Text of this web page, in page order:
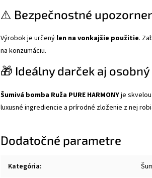
⚠️ Bezpečnostné
Výrobok je určený len na vonkajšie použitie.
na konzumáciu.
🎁 Ideálny darček aj
Šumivá bomba Ruža PURE HARMONYje
luxusné ingrediencie a prírodné zloženie z nej
Dodatočné parametre
Kategória: